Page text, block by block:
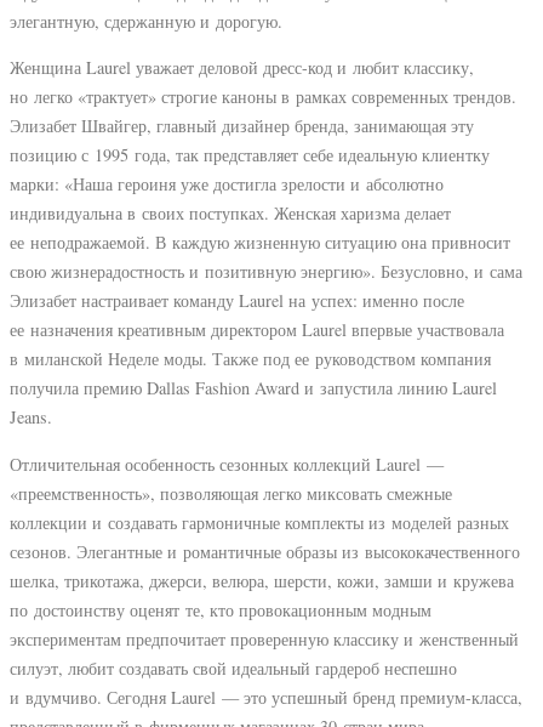
элегантную, сдержанную и дорогую.
Женщина Laurel уважает деловой дресс-код и любит классику,
но легко «трактует» строгие каноны в рамках современных трендов.
Элизабет Швайгер, главный дизайнер бренда, занимающая эту
позицию с 1995 года, так представляет себе идеальную клиентку
марки: «Наша героиня уже достигла зрелости и абсолютно
индивидуальна в своих поступках. Женская харизма делает
ее неподражаемой. В каждую жизненную ситуацию она привносит
свою жизнерадостность и позитивную энергию». Безусловно, и сама
Элизабет настраивает команду Laurel на успех: именно после
ее назначения креативным директором Laurel впервые участвовала
в миланской Неделе моды. Также под ее руководством компания
получила премию Dallas Fashion Award и запустила линию Laurel
Jeans.
Отличительная особенность сезонных коллекций Laurel —
«преемственность», позволяющая легко миксовать смежные
коллекции и создавать гармоничные комплекты из моделей разных
сезонов. Элегантные и романтичные образы из высококачественного
шелка, трикотажа, джерси, велюра, шерсти, кожи, замши и кружева
по достоинству оценят те, кто провокационным модным
экспериментам предпочитает проверенную классику и женственный
силуэт, любит создавать свой идеальный гардероб неспешно
и вдумчиво. Сегодня Laurel — это успешный бренд премиум-класса,